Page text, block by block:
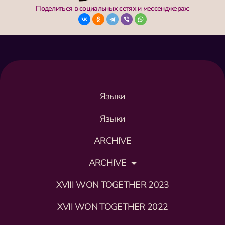
Поделиться в социальных сетях и мессенджерах:
Языки
Языки
ARCHIVE
ARCHIVE
XVIII WON TOGETHER 2023
XVII WON TOGETHER 2022